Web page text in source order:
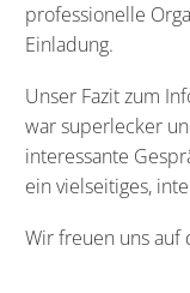
professionelle
Einladung.
Unser Fazit zum
war superlecker
interessante
ein vielseitiges,
Wir freuen uns auf